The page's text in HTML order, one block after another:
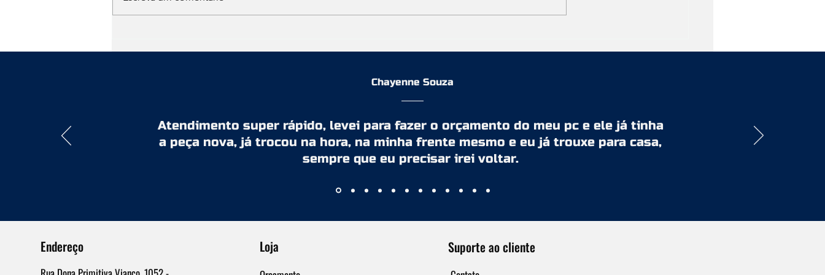
Chayenne Souza
Atendimento super rápido, levei para fazer o orçamento do meu pc e ele já tinha
a peça nova, já trocou na hora, na minha frente mesmo e eu já trouxe para casa,
sempre que eu precisar irei voltar.
Endereço Loja Suporte ao cliente